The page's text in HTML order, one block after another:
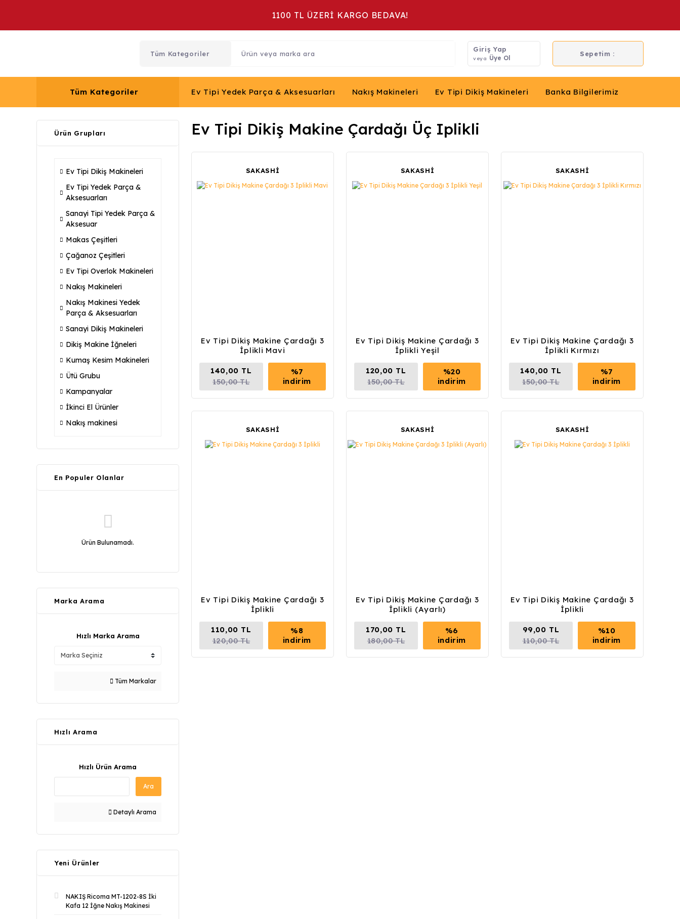
1100 TL ÜZERİ KARGO BEDAVA!
Giriş Yap
veya Üye Ol
Sepetim :
Tüm Kategoriler Ev Tipi Yedek Parça & Aksesuarları Nakış Makineleri Ev Tipi Dikiş Makineleri Banka Bilgilerimiz
Ürün Grupları
Ev Tipi Dikiş Makineleri
Ev Tipi Yedek Parça &
Aksesuarları
Sanayi Tipi Yedek Parça &
Aksesuar
Makas Çeşitleri
Çağanoz Çeşitleri
Ev Tipi Overlok Makineleri
Nakış Makineleri
Nakış Makinesi Yedek
Parça & Aksesuarları
Sanayi Dikiş Makineleri
Dikiş Makine İğneleri
Kumaş Kesim Makineleri
Ütü Grubu
Kampanyalar
İkinci El Ürünler
Nakış makinesi
En Populer Olanlar
Ürün Bulunamadı.
Marka Arama
Hızlı Marka Arama
Tüm Markalar
Hızlı Arama
Hızlı Ürün Arama
Ara
Detaylı Arama
Yeni Ürünler
NAKIŞ Ricoma MT-1202-8S İki
Kafa 12 İğne Nakış Makinesi
Ev Tipi Dikiş Makine Çardağı Üç Iplikli
SAKASHİ
Ev Tipi Dikiş Makine Çardağı 3
İplikli Mavi
140,00 TL
150,00 TL
%7
indirim
SAKASHİ
Ev Tipi Dikiş Makine Çardağı 3
İplikli Yeşil
120,00 TL
150,00 TL
%20
indirim
SAKASHİ
Ev Tipi Dikiş Makine Çardağı 3
İplikli Kırmızı
140,00 TL
150,00 TL
%7
indirim
SAKASHİ
Ev Tipi Dikiş Makine Çardağı 3
İplikli
110,00 TL
120,00 TL
%8
indirim
SAKASHİ
Ev Tipi Dikiş Makine Çardağı 3
İplikli (Ayarlı)
170,00 TL
180,00 TL
%6
indirim
SAKASHİ
Ev Tipi Dikiş Makine Çardağı 3
İplikli
99,00 TL
110,00 TL
%10
indirim